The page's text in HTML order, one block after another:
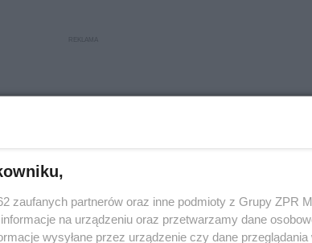
zaufanych partnerów oraz inne podmioty z Grupy ZPR
na urządzeniu oraz przetwarzamy dane
wysyłane przez urządzenie czy dane